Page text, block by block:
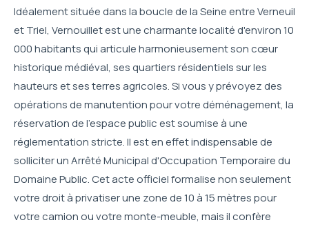
Idéalement située dans la boucle de la Seine entre Verneuil
et Triel, Vernouillet est une charmante localité d'environ 10
000 habitants qui articule harmonieusement son cœur
historique médiéval, ses quartiers résidentiels sur les
hauteurs et ses terres agricoles. Si vous y prévoyez des
opérations de manutention pour votre déménagement, la
réservation de l'espace public est soumise à une
réglementation stricte. Il est en effet indispensable de
solliciter un Arrêté Municipal d'Occupation Temporaire du
Domaine Public. Cet acte officiel formalise non seulement
votre droit à privatiser une zone de 10 à 15 mètres pour
votre camion ou votre monte-meuble, mais il confère